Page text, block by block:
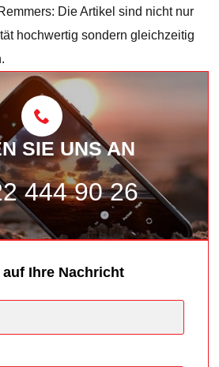
Die Artikel sind nicht nur
hochwertig sondern gleichzeitig
SIE UNS AN
444 90 26
Ihre Nachricht